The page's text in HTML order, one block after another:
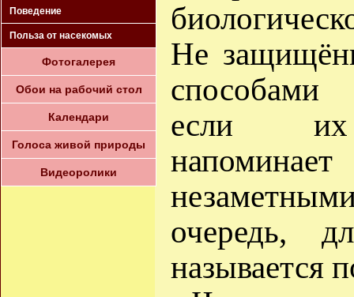
Поведение
Польза от насекомых
Фотогалерея
Обои на рабочий стол
Календари
Голоса живой природы
Видеоролики
Не
если их
очередь,
называется